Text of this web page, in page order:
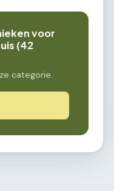
voor
(42
categorie.